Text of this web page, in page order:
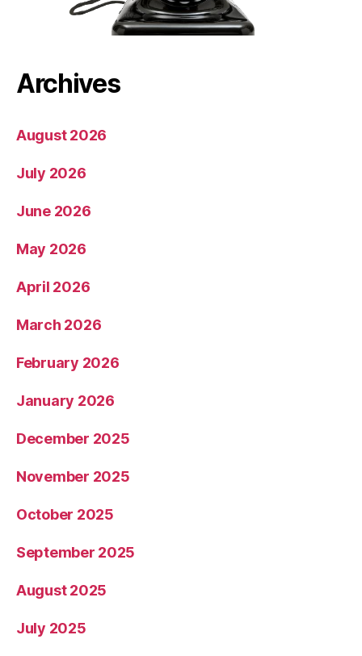
Archives
August 2026
July 2026
June 2026
May 2026
April 2026
March 2026
February 2026
January 2026
December 2025
November 2025
October 2025
September 2025
August 2025
July 2025